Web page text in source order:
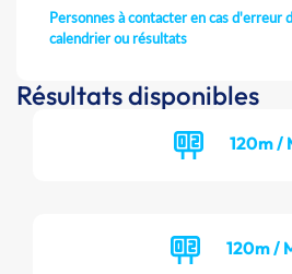
Personnes à contacter en cas d'erreur
calendrier ou résultats
Résultats disponibles
120m /
120m /